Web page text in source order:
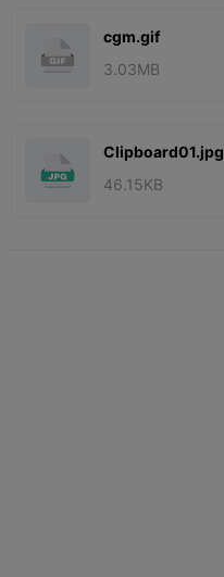
cgm.gif
3.03MB
Clipboard01.jpg
46.15KB